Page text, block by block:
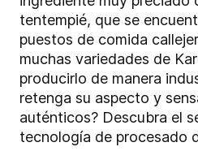
tentempié, que se
puestos de comida
muchas variedades de
producirlo de manera
retenga su aspecto y
auténticos? Descubra el
tecnología de procesado